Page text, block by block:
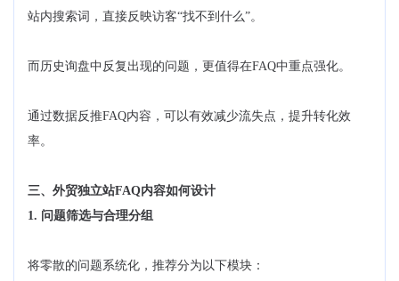
站内搜索词，直接反映访客“找不到什么”。
而历史询盘中反复出现的问题，更值得在FAQ中重点强化。
通过数据反推FAQ内容，可以有效减少流失点，提升转化效
率。
三、外贸独立站FAQ内容如何设计
1. 问题筛选与合理分组
将零散的问题系统化，推荐分为以下模块：